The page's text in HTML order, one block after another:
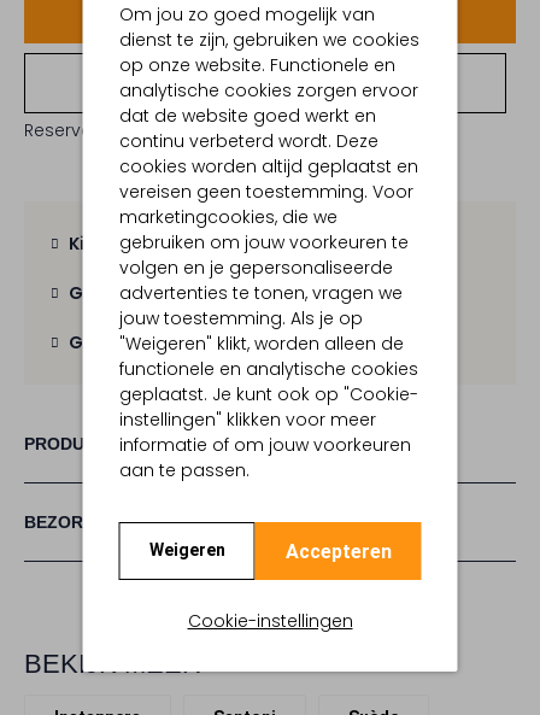
Om jou zo goed mogelijk van
dienst te zijn, gebruiken we cookies
op onze website. Functionele en
analytische cookies zorgen ervoor
dat de website goed werkt en
continu verbeterd wordt. Deze
cookies worden altijd geplaatst en
vereisen geen toestemming. Voor
marketingcookies, die we
gebruiken om jouw voorkeuren te
volgen en je gepersonaliseerde
advertenties te tonen, vragen we
jouw toestemming. Als je op
"Weigeren" klikt, worden alleen de
functionele en analytische cookies
geplaatst. Je kunt ook op "Cookie-
instellingen" klikken voor meer
informatie of om jouw voorkeuren
aan te passen.
Weigeren Accepteren
Cookie-instellingen
Voeg toe
Bekijk winkelvoorraad
Reserveer direct in een van onze 19 boutiques
Kies zelf je bezorgmoment
Gratis verzending vanaf € 100,-
Gratis retourbinnen 30 dagen
PRODUCT INFORMATIE
BEZORGEN & RETOURNEREN
BEKIJK MEER